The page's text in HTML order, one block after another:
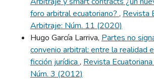
foro arbitral ecuatoriano? , Revista
Arbitraje: Núm. 11 (2020)
Hugo García Larriva, Partes no
convenio arbitral: entre la realidad
ficción jurídica , Revista
Núm. 3 (2012)